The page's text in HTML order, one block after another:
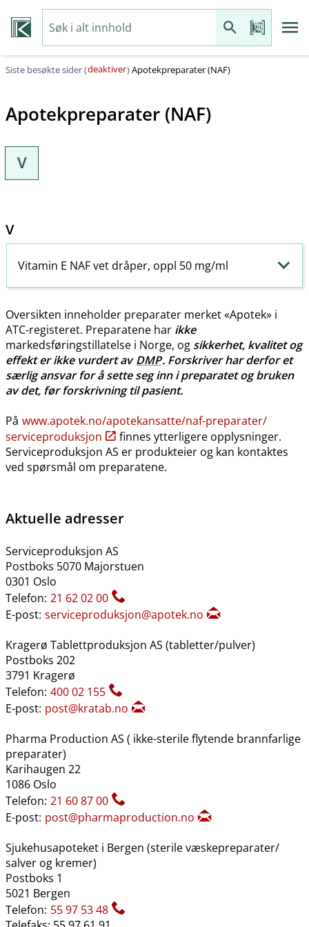
Siste besøkte sider (deaktiver)Apotekpreparater (NAF)
Apotekpreparater (NAF)
V
V
Vitamin E NAF vet dråper, oppl 50 mg/ml
Oversikten inneholder preparater merket «Apotek» i
ATC-registeret. Preparatene har ikke
markedsføringstillatelse i Norge, og sikkerhet, kvalitet og
effekt er ikke vurdert avDMP. Forskriver har derfor et
særlig ansvar for å sette seg inn i preparatet og bruken
av det, før forskrivning til pasient.
På www.apotek.no​/​apotekansatte​/​naf-preparater​/​
serviceproduksjon
finnes ytterligere opplysninger.
Serviceproduksjon AS er produkteier og kan kontaktes
ved spørsmål om preparatene.
Aktuelle adresser
Serviceproduksjon AS
Postboks 5070 Majorstuen
0301 Oslo
Telefon: 21 62 02 00
E-post: serviceproduksjon@apotek.no
Kragerø Tablettproduksjon AS (tabletter​/​pulver)
Postboks 202
3791 Kragerø
Telefon: 400 02 155
E-post: post@kratab.no
Pharma Production AS ( ikke-sterile flytende brannfarlige
preparater)
Karihaugen 22
1086 Oslo
Telefon: 21 60 87 00
E-post: post@pharmaproduction.no
Sjukehusapoteket i Bergen (sterile væskepreparater​/​
salver og kremer)
Postboks 1
5021 Bergen
Telefon: 55 97 53 48